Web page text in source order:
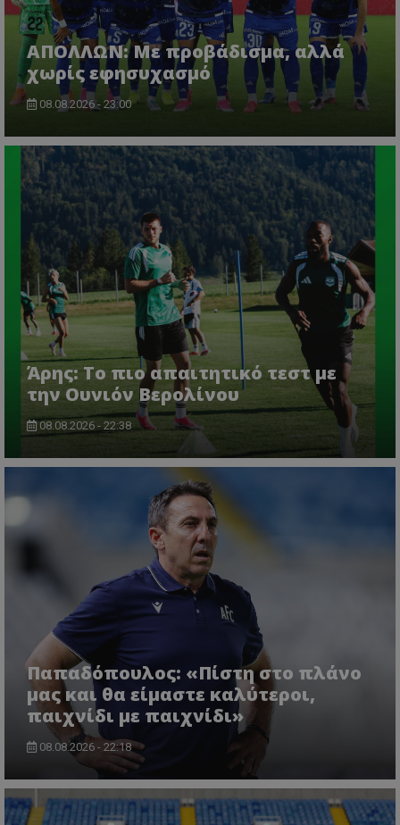
ΑΠΟΛΛΩΝ: Με προβάδισμα, αλλά
χωρίς εφησυχασμό
08.08.2026 - 23:00
Άρης: Το πιο απαιτητικό τεστ με
την Ουνιόν Βερολίνου
08.08.2026 - 22:38
Παπαδόπουλος: «Πίστη στο πλάνο
μας και θα είμαστε καλύτεροι,
παιχνίδι με παιχνίδι»
08.08.2026 - 22:18